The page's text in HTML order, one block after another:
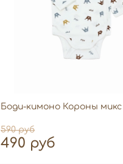
Боди-кимоно Короны микс
590 руб
490 руб